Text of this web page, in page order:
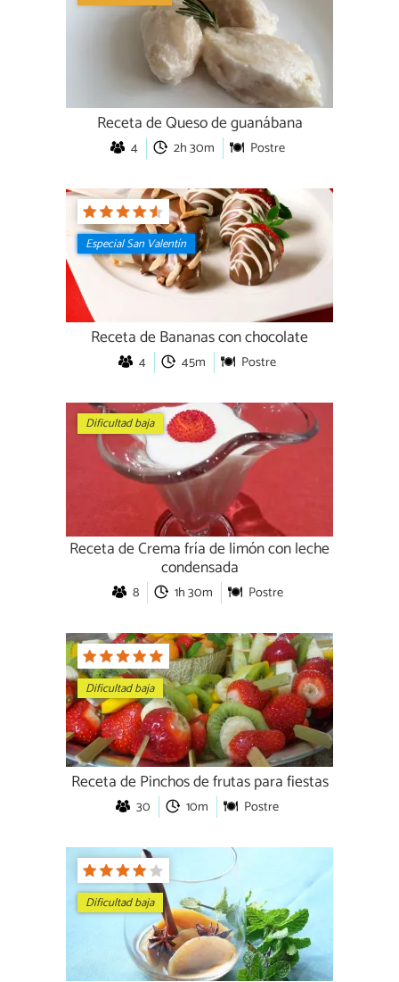
Receta de Queso de guanábana
4 2h 30m Postre
Especial San Valentín
Receta de Bananas con chocolate
4 45m Postre
Dificultad baja
Receta de Crema fría de limón con leche
condensada
8 1h 30m Postre
Dificultad baja
Receta de Pinchos de frutas para fiestas
30 10m Postre
Dificultad baja